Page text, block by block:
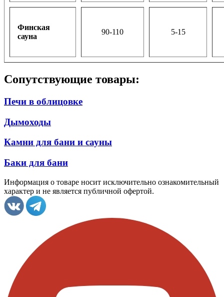
Финская
сауна
90-110 5-15
Сопутствующие товары:
Печи в облицовке
Дымоходы
Камни для бани и сауны
Баки для бани
Информация о товаре носит исключительно ознакомительный
характер и не является публичной офертой.